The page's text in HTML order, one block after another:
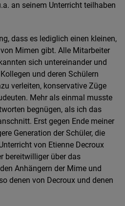
an seinem Unterricht teilhaben
dass es lediglich einen kleinen,
Mimen gibt. Alle Mitarbeiter
sich untereinander und
und deren Schülern
verleiten, konservative Züge
Mehr als einmal musste
begnügen, als ich das
Erst gegen Ende meiner
Generation der Schüler, die
von Etienne Decroux
bereitwilliger über das
Anhängern der Mime und
denen von Decroux und denen